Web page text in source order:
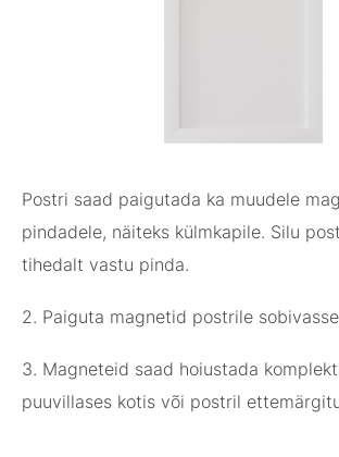
Postri saad paigutada ka muudele
pindadele, näiteks külmkapile. Silu
tihedalt vastu pinda.
2. Paiguta magnetid postrile
3. Magneteid saad hoiustada
puuvillases kotis või postril